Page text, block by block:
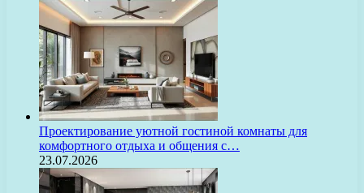
Проектирование уютной гостиной комнаты для
комфортного отдыха и общения с…
23.07.2026